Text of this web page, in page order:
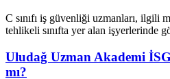
C sınıfı iş güvenliği uzmanları, ilgili
tehlikeli sınıfta yer alan işyerlerinde
Uludağ Uzman Akademi
mı?